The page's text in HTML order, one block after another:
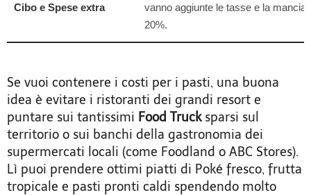
Cibo e Spese extra
vanno aggiunte le tasse e la mancia
20%.
Se vuoi contenere i costi per i pasti, una buona
idea è evitare i ristoranti dei grandi resort e
puntare sui tantissimi Food Trucksparsi sul
territorio o sui banchi della gastronomia dei
supermercati locali (come Foodland o ABC Stores).
Lì puoi prendere ottimi piatti di Poké fresco, frutta
tropicale e pasti pronti caldi spendendo molto